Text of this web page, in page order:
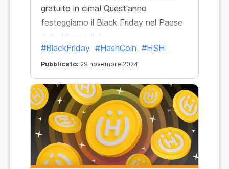
gratuito in cima! Quest'anno
festeggiamo il Black Friday nel Paese
delle Meraviglie!
#BlackFriday #HashCoin #HSH
Pubblicato: 29 novembre 2024